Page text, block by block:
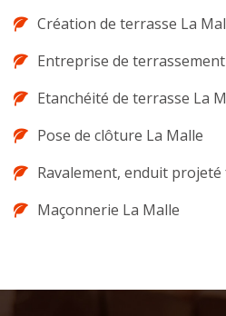
Création de terrasse La
Entreprise de
Etanchéité de terrasse La
Pose de clôture La Malle
Ravalement, enduit projeté
Maçonnerie La Malle